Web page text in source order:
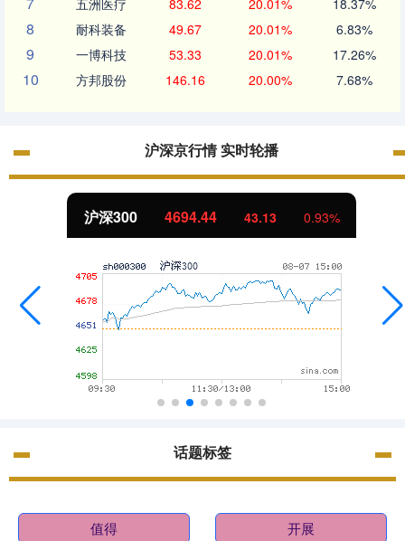
五洲医疗 83.62 20.01% 18.37%
8 耐科装备 49.67 20.01% 6.83%
9 一博科技 53.33 20.01% 17.26%
10 方邦股份 146.16 20.00% 7.68%
沪深京行情 实时轮播
沪深300 4694.44 43.13 0.93%
话题标签
值得 开展